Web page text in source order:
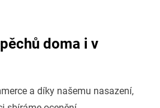
doma i v
a díky našemu nasazení,